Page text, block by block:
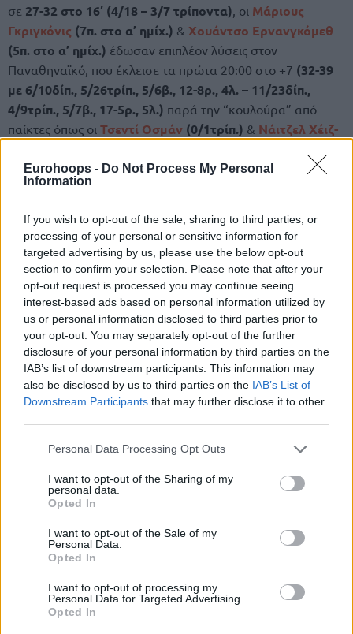
Eurohoops - Do Not Process My Personal
Information
If you wish to opt-out of the sale, sharing to third parties, or
processing of your personal or sensitive information for
targeted advertising by us, please use the below opt-out
section to confirm your selection. Please note that after your
opt-out request is processed you may continue seeing
interest-based ads based on personal information utilized by
us or personal information disclosed to third parties prior to
your opt-out. You may separately opt-out of the further
disclosure of your personal information by third parties on the
IAB’s list of downstream participants. This information may
also be disclosed by us to third parties on the IAB’s List of
Downstream Participants that may further disclose it to other
Please note that this website/app uses one or more Google
not limited to your visit or usage behaviour. You may click to
grant or deny consent to Google and its third-party tags to
use your data for below specified purposes in below Google
consent section.
Personal Data Processing Opt Outs
I want to opt-out of the Sharing of my
personal data.
Opted In
I want to opt-out of the Sale of my
Personal Data.
Opted In
I want to opt-out of processing my
Personal Data for Targeted Advertising.
Opted In
σε 27-32 στο 16′ (4/18 – 3/7 τρίποντα) , οι Μάριους
Γκριγκόνις (7π. στο α’ ημίχ.) & Χουάντσο Ερνανγκόμεθ
(5π. στο α’ ημίχ.) έδωσαν επιπλέον λύσεις στον
Παναθηναϊκό, που έκλεισε τα πρώτα 20:00 στο +7 (32-39
με 6/10δίπ., 5/26τρίπ., 5/6β., 12-8ρ., 4λ. – 11/23δίπ.,
4/9τρίπ., 5/7β., 17-5ρ., 5λ.) παρά την “κουλούρα” από
παίκτες όπως οι Τσεντί Οσμάν (0/1τρίπ.) & Νάιτζελ Χέιζ-
“Κόντρα” στους συμπαίκτες ο Κι
“NHD”έκανε την αρχή στο πρώτο του σουτ στην
επιστροφή από τα αποδυτήρια(32-42 στο 23′ με 5-27 –
5/10 τρίποντα), αλλά ο Παναθηναϊκός χρειαζόταν
περισσότερη συνέπεια για να παραμείνει επικεφαλής,
άλλωστε, η Βαλένθια(Τζαν Μοντέρο 11π. στο 37-43 στο
24′)δε θα αστοχούσε σε όλο το παιχνίδι με τέτοια
συχνότητα. Ο Μπράξτον Κιτο απέδειξε αρκετά
γρήγορα(12π. με 6/6δίπ. στο 45-50 στο 29′)κι η διαφορά
έπεσε στη μία κατοχή(47-50 στο 29′)παρά την20άρα του
Κέντρικ Ναν(8/14 σουτ).